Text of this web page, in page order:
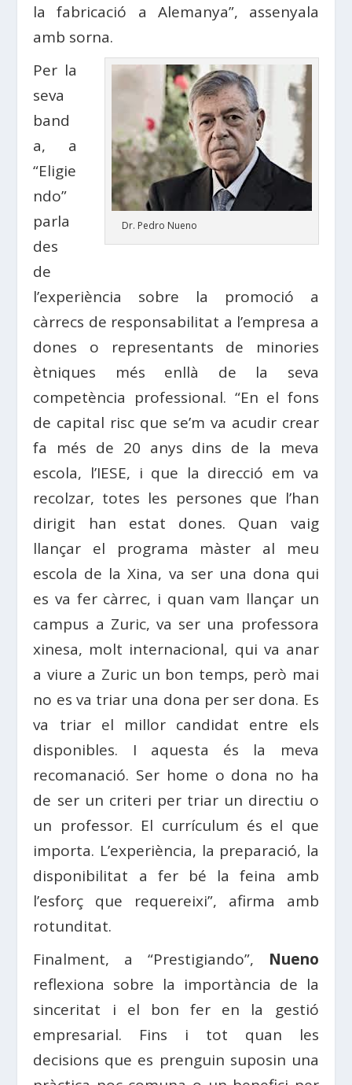
la fabricació a Alemanya”, assenyala
amb sorna.
Dr. Pedro Nueno
Per la
seva
band
a, a
“Eligie
ndo”
parla
des
de
l’experiència sobre la promoció a
càrrecs de responsabilitat a l’empresa a
dones o representants de minories
ètniques més enllà de la seva
competència professional. “En el fons
de capital risc que se’m va acudir crear
fa més de 20 anys dins de la meva
escola, l’IESE, i que la direcció em va
recolzar, totes les persones que l’han
dirigit han estat dones. Quan vaig
llançar el programa màster al meu
escola de la Xina, va ser una dona qui
es va fer càrrec, i quan vam llançar un
campus a Zuric, va ser una professora
xinesa, molt internacional, qui va anar
a viure a Zuric un bon temps, però mai
no es va triar una dona per ser dona. Es
va triar el millor candidat entre els
disponibles. I aquesta és la meva
recomanació. Ser home o dona no ha
de ser un criteri per triar un directiu o
un professor. El currículum és el que
importa. L’experiència, la preparació, la
disponibilitat a fer bé la feina amb
l’esforç que requereixi”, afirma amb
rotunditat.
Finalment, a “Prestigiando”, Nueno
reflexiona sobre la importància de la
sinceritat i el bon fer en la gestió
empresarial. Fins i tot quan les
decisions que es prenguin suposin una